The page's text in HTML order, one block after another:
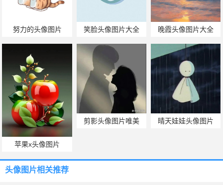
努力的头像图片 笑脸头像图片大全 晚霞头像图片大全
苹果x头像图片
剪影头像图片唯美 晴天娃娃头像图片
头像图片相关推荐